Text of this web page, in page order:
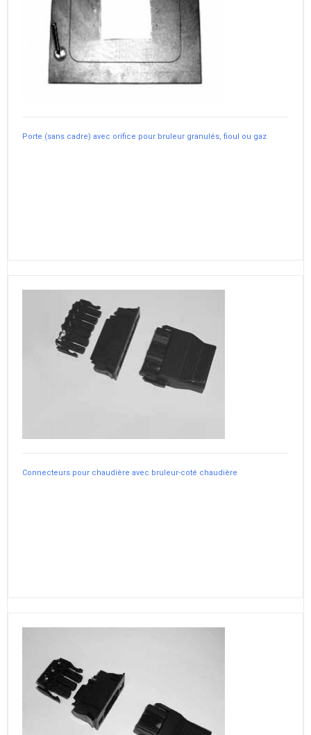
Porte (sans cadre) avec orifice pour bruleur granulés, fioul ou gaz
Connecteurs pour chaudière avec bruleur-coté chaudière